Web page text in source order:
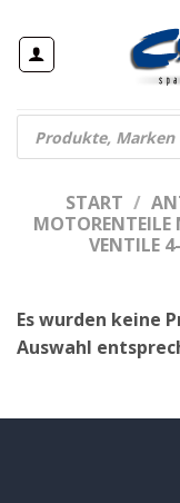
Inhalt
springen
Products
search
START /
MOTORENTEILE
VENTILE
Es wurden keine
Auswahl